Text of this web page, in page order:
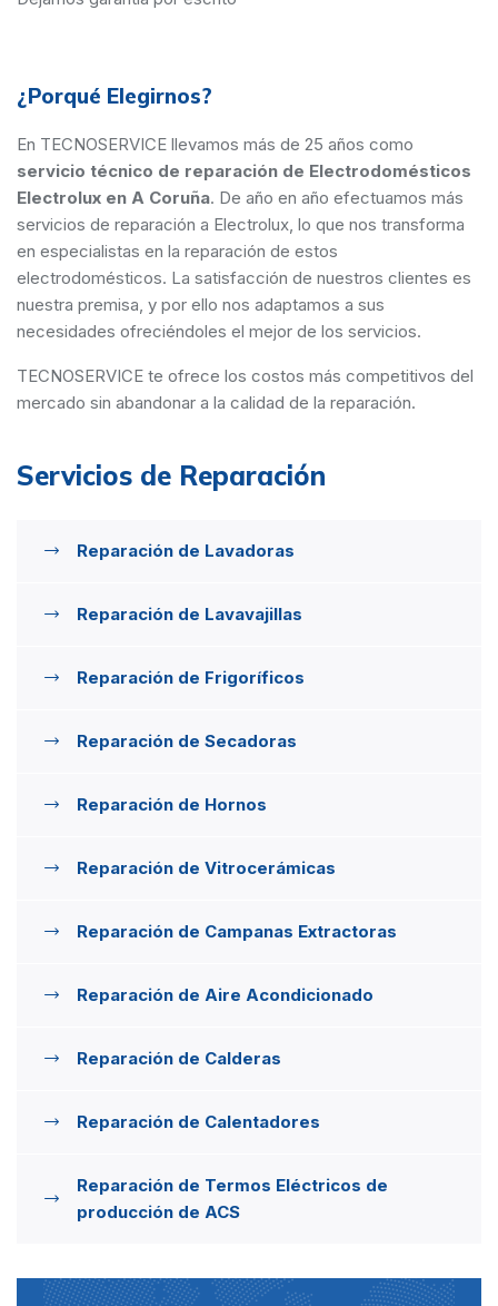
¿Porqué Elegirnos?
En TECNOSERVICE llevamos más de 25 años como
servicio técnico de reparación de Electrodomésticos
Electrolux en A Coruña. De año en año efectuamos más
servicios de reparación a Electrolux, lo que nos transforma
en especialistas en la reparación de estos
electrodomésticos. La satisfacción de nuestros clientes es
nuestra premisa, y por ello nos adaptamos a sus
necesidades ofreciéndoles el mejor de los servicios.
TECNOSERVICE te ofrece los costos más competitivos del
mercado sin abandonar a la calidad de la reparación.
Servicios de Reparación
Reparación de Lavadoras
Reparación de Lavavajillas
Reparación de Frigoríficos
Reparación de Secadoras
Reparación de Hornos
Reparación de Vitrocerámicas
Reparación de Campanas Extractoras
Reparación de Aire Acondicionado
Reparación de Calderas
Reparación de Calentadores
Reparación de Termos Eléctricos de
producción de ACS